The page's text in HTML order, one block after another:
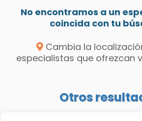
No encontramos a un
coincida con tu
Cambia la
especialistas que ofrezcan
Otros